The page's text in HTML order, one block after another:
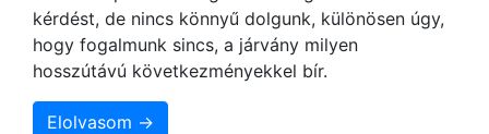
kérdést, de nincs könnyű dolgunk, különösen úgy,
hogy fogalmunk sincs, a járvány milyen
hosszútávú következményekkel bír.
Elolvasom →